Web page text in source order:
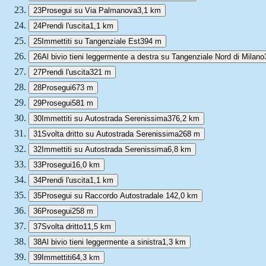
23Prosegui su Via Palmanova3,1 km
24Prendi l'uscita1,1 km
25Immettiti su Tangenziale Est394 m
26Al bivio tieni leggermente a destra su Tangenziale Nord di Milano
27Prendi l'uscita321 m
28Prosegui673 m
29Prosegui581 m
30Immettiti su Autostrada Serenissima376,2 km
31Svolta dritto su Autostrada Serenissima268 m
32Immettiti su Autostrada Serenissima6,8 km
33Prosegui16,0 km
34Prendi l'uscita1,1 km
35Prosegui su Raccordo Autostradale 142,0 km
36Prosegui258 m
37Svolta dritto11,5 km
38Al bivio tieni leggermente a sinistra1,3 km
39Immettiti64,3 km